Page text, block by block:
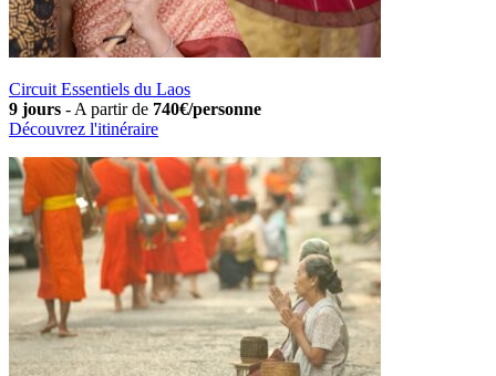
Circuit Essentiels du Laos
9 jours - A partir de 740€/personne
Découvrez l'itinéraire